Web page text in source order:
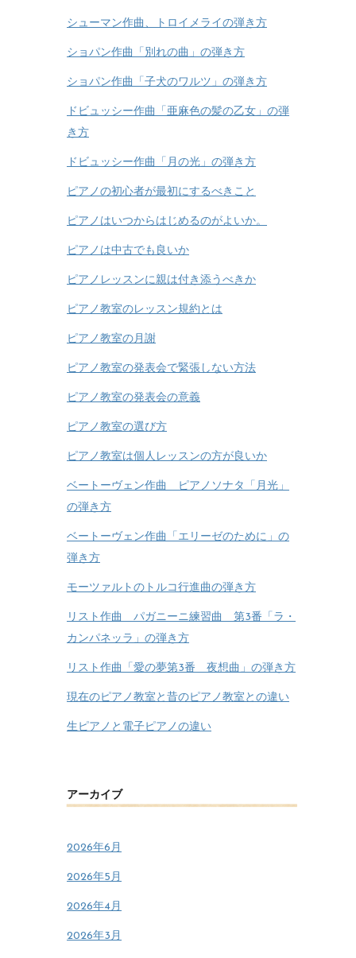
シューマン作曲、トロイメライの弾き方
ショパン作曲「別れの曲」の弾き方
ショパン作曲「子犬のワルツ」の弾き方
ドビュッシー作曲「亜麻色の髪の乙女」の弾
き方
ドビュッシー作曲「月の光」の弾き方
ピアノの初心者が最初にするべきこと
ピアノはいつからはじめるのがよいか。
ピアノは中古でも良いか
ピアノレッスンに親は付き添うべきか
ピアノ教室のレッスン規約とは
ピアノ教室の月謝
ピアノ教室の発表会で緊張しない方法
ピアノ教室の発表会の意義
ピアノ教室の選び方
ピアノ教室は個人レッスンの方が良いか
ベートーヴェン作曲 ピアノソナタ「月光」
の弾き方
ベートーヴェン作曲「エリーゼのために」の
弾き方
モーツァルトのトルコ行進曲の弾き方
リスト作曲 パガニーニ練習曲 第3番「ラ・
カンパネッラ」の弾き方
リスト作曲「愛の夢第3番 夜想曲」の弾き方
現在のピアノ教室と昔のピアノ教室との違い
生ピアノと電子ピアノの違い
アーカイブ
2026年6月
2026年5月
2026年4月
2026年3月